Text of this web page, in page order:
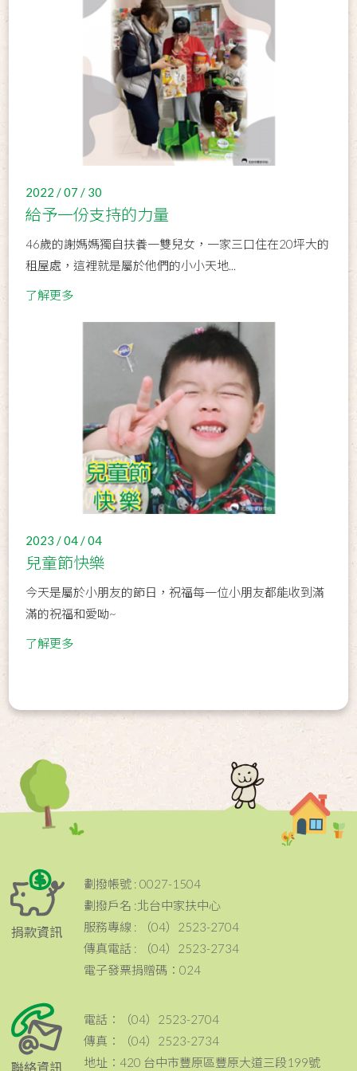
2022 / 07 / 30
給予一份支持的力量
46歲的謝媽媽獨自扶養一雙兒女，一家三口住在20坪大的
租屋處，這裡就是屬於他們的小小天地...
了解更多
2023 / 04 / 04
兒童節快樂
今天是屬於小朋友的節日，祝福每一位小朋友都能收到滿
滿的祝福和愛呦~
了解更多
捐款資訊
劃撥帳號 : 0027-1504
劃撥戶名 :北台中家扶中心
服務專線 : （04）2523-2704
傳真電話 : （04）2523-2734
電子發票捐贈碼：024
聯絡資訊
電話：（04）2523-2704
傳真：（04）2523-2734
地址：420 台中市豐原區豐原大道三段199號